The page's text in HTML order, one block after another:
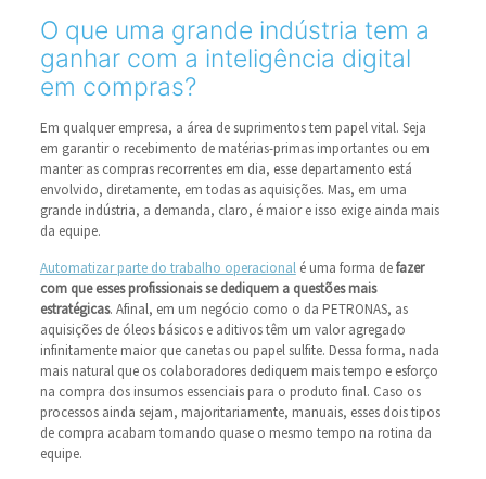
O que uma grande indústria tem a
ganhar com a inteligência digital
em compras?
Em qualquer empresa, a área de suprimentos tem papel vital. Seja
em garantir o recebimento de matérias-primas importantes ou em
manter as compras recorrentes em dia, esse departamento está
envolvido, diretamente, em todas as aquisições. Mas, em uma
grande indústria, a demanda, claro, é maior e isso exige ainda mais
da equipe.
Automatizar parte do trabalho operacionalé uma forma defazer
com que esses profissionais se dediquem a questões mais
estratégicas. Afinal, em um negócio como o da PETRONAS, as
aquisições de óleos básicos e aditivos têm um valor agregado
infinitamente maior que canetas ou papel sulfite. Dessa forma, nada
mais natural que os colaboradores dediquem mais tempo e esforço
na compra dos insumos essenciais para o produto final. Caso os
processos ainda sejam, majoritariamente, manuais, esses dois tipos
de compra acabam tomando quase o mesmo tempo na rotina da
equipe.